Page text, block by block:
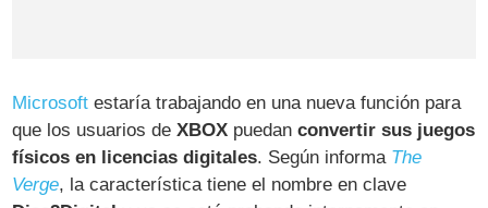
Microsoft estaría trabajando en una nueva función para
que los usuarios deXBOX puedanconvertir sus juegos
físicos en licencias digitales. Según informa The
Verge, la característica tiene el nombre en clave